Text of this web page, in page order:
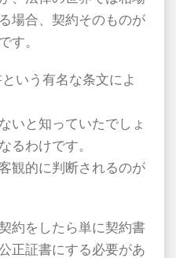
場合、契約そのものが
す。
いう有名な条文によ
いと知っていたでしょ
るわけです。
観的に判断されるのが
約をしたら単に契約書
正証書にする必要があ